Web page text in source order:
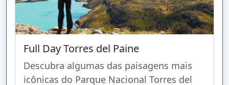
Full Day Torres del Paine
Descubra algumas das paisagens mais
icônicas do Parque Nacional Torres del